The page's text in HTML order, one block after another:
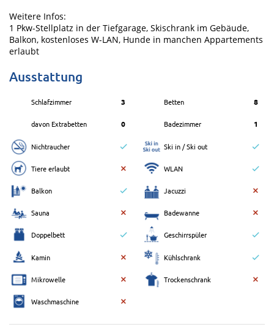
Weitere Infos:
1 Pkw-Stellplatz in der Tiefgarage, Skischrank im Gebäude,
Balkon, kostenloses W-LAN, Hunde in manchen Appartements
erlaubt
Ausstattung
Schlafzimmer 3 Betten 8
davon Extrabetten 0 Badezimmer 1
Nichtraucher Ski in / Ski out
Tiere erlaubt WLAN
Balkon Jacuzzi
Sauna Badewanne
Doppelbett Geschirrspüler
Kamin Kühlschrank
Mikrowelle Trockenschrank
Waschmaschine